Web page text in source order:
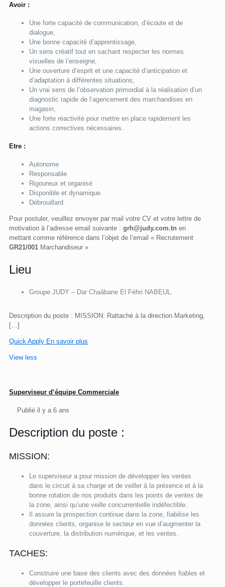
Avoir :
Une forte capacité de communication, d’écoute et de
dialogue,
Une bonne capacité d’apprentissage,
Un sens créatif tout en sachant respecter les normes
visuelles de l’enseigne,
Une ouverture d’esprit et une capacité d’anticipation et
d’adaptation à différentes situations,
Un vrai sens de l’observation primordial à la réalisation d’un
diagnostic rapide de l’agencement des marchandises en
magasin,
Une forte réactivité pour mettre en place rapidement les
actions correctives nécessaires.
Etre :
Autonome
Responsable
Rigoureux et organisé
Disponible et dynamique.
Débrouillard
Pour postuler, veuillez envoyer par mail votre CV et votre lettre de
motivation à l’adresse email suivante : grh@judy.com.tn en
mettant comme référence dans l’objet de l’email « Recrutement
GR21/001 Marchandiseur »
Lieu
Groupe JUDY – Dar Chaâbane El Féhri NABEUL.
Description du poste : MISSION: Rattaché à la direction Marketing,
[…]
Quick Apply En savoir plus
View less
Superviseur d’équipe Commerciale
Publié il y a 6 ans
Description du poste :
MISSION:
Le superviseur a pour mission de développer les ventes
dans le circuit à sa charge et de veiller à la présence et à la
bonne rotation de nos produits dans les points de ventes de
la zone, ainsi qu’une veille concurrentielle indéfectible.
Il assure la prospection continue dans la zone, fiabilise les
données clients, organise le secteur en vue d’augmenter la
couverture, la distribution numérique, et les ventes.
TACHES:
Construire une base des clients avec des données fiables et
développer le portefeuille clients.